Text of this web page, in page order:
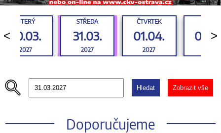
<
ÚTERÝ
30.03.
2027
STŘEDA
31.03.
2027
ČTVRTEK
01.04.
2027
>
Hledat Zobrazit vše
Doporučujeme